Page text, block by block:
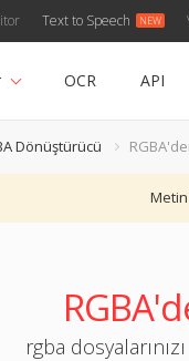
Text to Speech
OCR API
Dönüştürücü
Metin
rgba